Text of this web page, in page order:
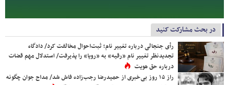
در بحث مشارکت کنید
رأی جنجالی درباره تغییر نام؛ ثبت‌احوال مخالفت کرد/ دادگاه
تجدیدنظر تغییر نام «رقیه» به «رویا» را پذیرفت/ استدلال مهم قضات
درباره حق هویت
راز ۱۵ روز بی‌خبری از حمیدرضا رجب‌زاده فاش شد/ مداح جوان چگونه